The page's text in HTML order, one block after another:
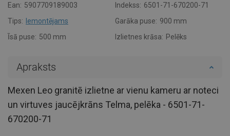
Ean: 5907709189003 Indekss: 6501-71-670200-71
Tips:
Iemontējams Garāka puse: 900 mm
Īsā puse: 500 mm Izlietnes krāsa: Pelēks
Apraksts
Mexen Leo granitē izlietne ar vienu kameru ar noteci
un virtuves jaucējkrāns Telma, pelēka - 6501-71-
670200-71